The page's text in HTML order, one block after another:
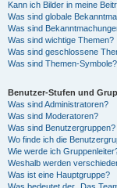
Kann ich Bilder in meine
Was sind globale
Was sind
Was sind wichtige Themen?
Was sind geschlossene
Was sind Themen-Symbole?
Benutzer-Stufen und
Was sind Administratoren?
Was sind Moderatoren?
Was sind Benutzergruppen?
Wo finde ich die
Wie werde ich
Weshalb werden
Was ist eine Hauptgruppe?